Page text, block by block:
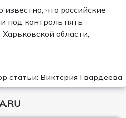
что российские
под контроль пять
области,
статьи: Виктория Гвардеева